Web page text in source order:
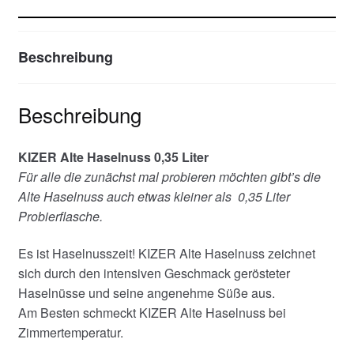
Beschreibung
Beschreibung
KIZER Alte Haselnuss 0,35 Liter
Für alle die zunächst mal probieren möchten gibt’s die
Alte Haselnuss auch etwas kleiner als 0,35 Liter
Probierflasche.
Es ist Haselnusszeit! KIZER Alte Haselnuss zeichnet
sich durch den intensiven Geschmack gerösteter
Haselnüsse und seine angenehme Süße aus.
Am Besten schmeckt KIZER Alte Haselnuss bei
Zimmertemperatur.